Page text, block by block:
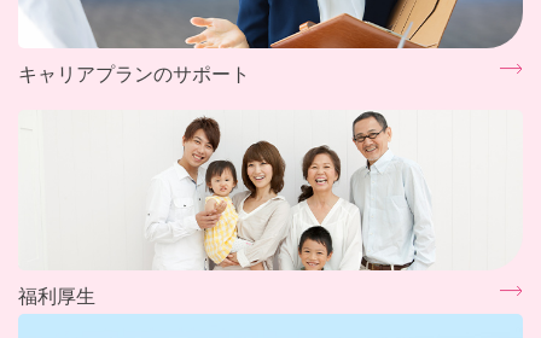
キャリアプランのサポート
福利厚生